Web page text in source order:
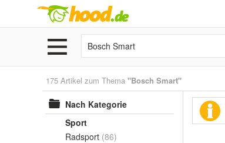
175 Artikel zum Thema "Bosch Smart"
Nach Kategorie
Sport
Radsport (86)